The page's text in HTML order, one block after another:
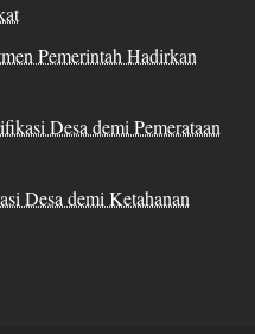
Pemerintah Hadirkan
Desa demi Pemerataan
Desa demi Ketahanan